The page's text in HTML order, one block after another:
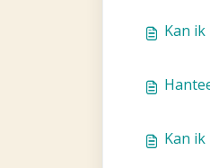
Kan
Kan